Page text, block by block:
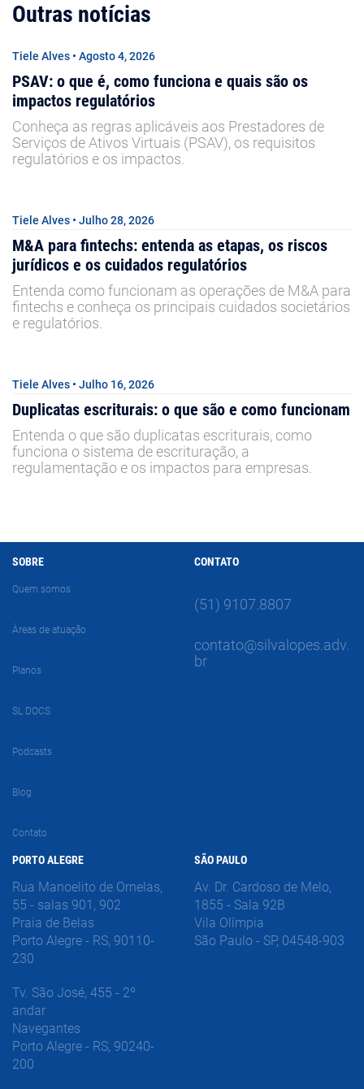
Outras notícias
Tiele Alves • Agosto 4, 2026
PSAV: o que é, como funciona e quais são os
impactos regulatórios
Conheça as regras aplicáveis aos Prestadores de
Serviços de Ativos Virtuais (PSAV), os requisitos
regulatórios e os impactos.
Tiele Alves • Julho 28, 2026
M&A para fintechs: entenda as etapas, os riscos
jurídicos e os cuidados regulatórios
Entenda como funcionam as operações de M&A para
fintechs e conheça os principais cuidados societários
e regulatórios.
Tiele Alves • Julho 16, 2026
Duplicatas escriturais: o que são e como funcionam
Entenda o que são duplicatas escriturais, como
funciona o sistema de escrituração, a
regulamentação e os impactos para empresas.
SOBRE
Quem somos
Áreas de atuação
Planos
SL DOCS
Podcasts
Blog
Contato
CONTATO
(51) 9107.8807
contato@silvalopes.adv.
br
PORTO ALEGRE
Rua Manoelito de Ornelas,
55 - salas 901, 902
Praia de Belas
Porto Alegre - RS, 90110-
230
Tv. São José, 455 - 2º
andar
Navegantes
Porto Alegre - RS, 90240-
200
SÃO PAULO
Av. Dr. Cardoso de Melo,
1855 - Sala 92B
Vila Olímpia
São Paulo - SP, 04548-903